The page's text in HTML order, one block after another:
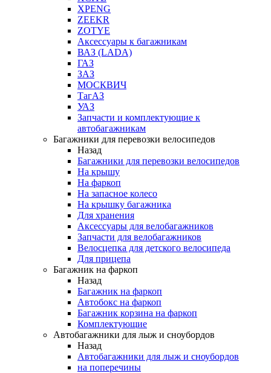
XPENG
ZEEKR
ZOTYE
Аксессуары к багажникам
ВАЗ (LADA)
ГАЗ
ЗАЗ
МОСКВИЧ
ТагАЗ
УАЗ
Запчасти и комплектующие к
автобагажникам
Багажники для перевозки велосипедов
Назад
Багажники для перевозки велосипедов
На крышу
На фаркоп
На запасное колесо
На крышку багажника
Для хранения
Аксессуары для велобагажников
Запчасти для велобагажников
Велосцепка для детского велосипеда
Для прицепа
Багажник на фаркоп
Назад
Багажник на фаркоп
Автобокс на фаркоп
Багажник корзина на фаркоп
Комплектующие
Автобагажники для лыж и сноубордов
Назад
Автобагажники для лыж и сноубордов
на поперечины